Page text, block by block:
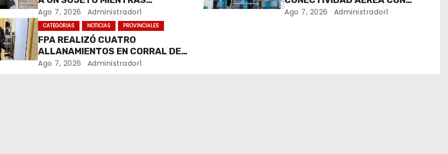
COMERCIALIZABA COCAÍNA Y
MARIHUANA EN UNA PLAZA
Ago 7, 2026 Administrador1
CUATRO VUELOS SEMANALES A
Ago 7, 2026 Administrador1
CATEGORIAS NOTICIAS PROVINCIALES
FPA REALIZÓ CUATRO
ALLANAMIENTOS EN CORRAL DE
BUSTOS-IFFLINGER
Ago 7, 2026 Administrador1